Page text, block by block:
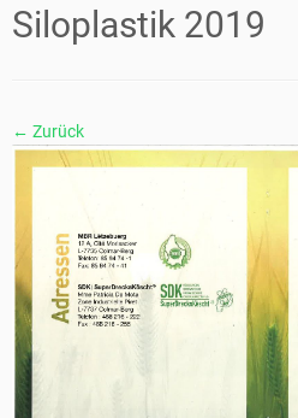
Inhalt
springen
Siloplastik 2019
← Zurück